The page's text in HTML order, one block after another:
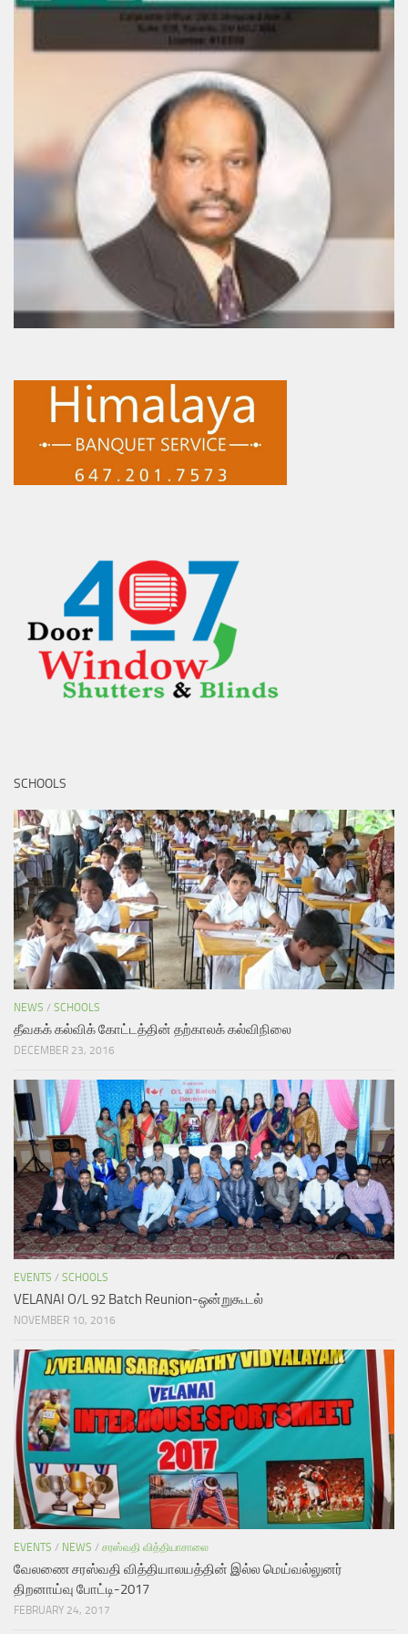
SCHOOLS
NEWS / SCHOOLS
தீவகக் கல்விக் கோட்டத்தின் தற்காலக் கல்விநிலை
DECEMBER 23, 2016
EVENTS / SCHOOLS
VELANAI O/L 92 Batch Reunion-ஒன்றுகூடல்
NOVEMBER 10, 2016
EVENTS / NEWS / சரஸ்வதி வித்தியாசாலை
வேலணை சரஸ்வதி வித்தியாலயத்தின் இல்ல மெய்வல்லுனர்
திறனாய்வு போட்டி-2017
FEBRUARY 24, 2017